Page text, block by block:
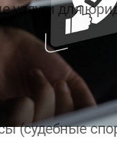
услуги для
(судебные